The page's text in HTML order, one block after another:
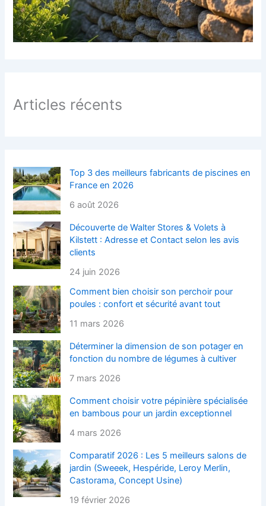
Articles récents
Top 3 des meilleurs fabricants de piscines en
France en 2026
6 août 2026
Découverte de Walter Stores & Volets à
Kilstett : Adresse et Contact selon les avis
clients
24 juin 2026
Comment bien choisir son perchoir pour
poules : confort et sécurité avant tout
11 mars 2026
Déterminer la dimension de son potager en
fonction du nombre de légumes à cultiver
7 mars 2026
Comment choisir votre pépinière spécialisée
en bambous pour un jardin exceptionnel
4 mars 2026
Comparatif 2026 : Les 5 meilleurs salons de
jardin (Sweeek, Hespéride, Leroy Merlin,
Castorama, Concept Usine)
19 février 2026